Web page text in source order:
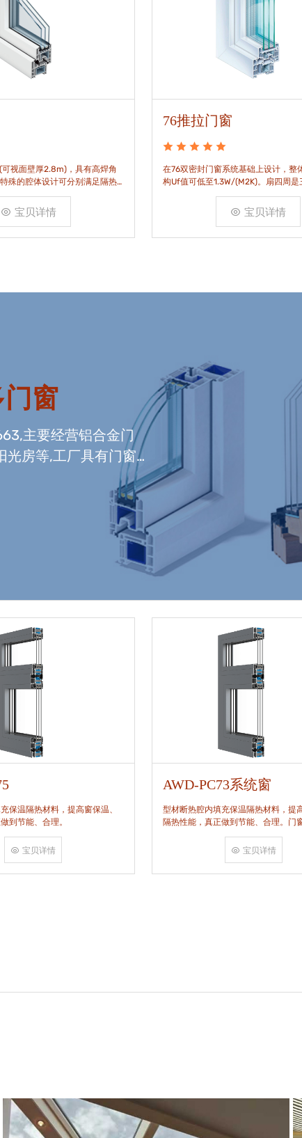
视面壁厚2.8m)，具有高焊角
殊的腔体设计可分别满足隔热
宝贝详情
76推拉门窗
在76双密封门窗系统基础上设计，整
构Uf值可低至1.3W/(M2K)。扇四周是
构，采用高品质EPDM胶条，实现气
宝贝详情
窗
主要经营铝合金门
光房等,工厂具有门窗
组装生产线,及中空
保温隔热材料，提高窗保温、
到节能、合理。
宝贝详情
AWD-PC73系统窗
型材断热腔内填充保温隔热材料，提
隔热性能，真正做到节能、合理。门
角，采用多点挤压角码结构与加重型
结合完成，在通过角部加注德国双组
宝贝详情